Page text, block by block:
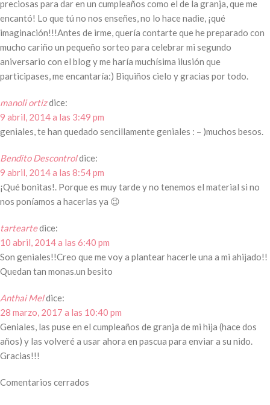
preciosas para dar en un cumpleaños como el de la granja, que me
encantó! Lo que tú no nos enseñes, no lo hace nadie, ¡qué
imaginación!!!Antes de irme, quería contarte que he preparado con
mucho cariño un pequeño sorteo para celebrar mi segundo
aniversario con el blog y me haría muchísima ilusión que
participases, me encantaría:) Biquiños cielo y gracias por todo.
manoli ortizdice:
9 abril, 2014 a las 3:49 pm
geniales, te han quedado sencillamente geniales : – )muchos besos.
Bendito Descontroldice:
9 abril, 2014 a las 8:54 pm
¡Qué bonitas!. Porque es muy tarde y no tenemos el material si no
nos poníamos a hacerlas ya 😉
tarteartedice:
10 abril, 2014 a las 6:40 pm
Son geniales!!Creo que me voy a plantear hacerle una a mi ahijado!!
Quedan tan monas.un besito
Anthai Meldice:
28 marzo, 2017 a las 10:40 pm
Geniales, las puse en el cumpleaños de granja de mi hija (hace dos
años) y las volveré a usar ahora en pascua para enviar a su nido.
Gracias!!!
Comentarios cerrados